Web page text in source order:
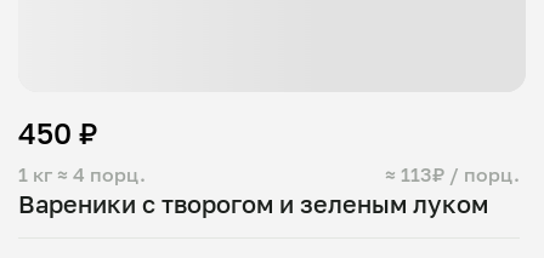
Вареники с творогом и зеленым луком
1 кг ≈ 4 порц. ≈ 113₽ / порц.
450 ₽